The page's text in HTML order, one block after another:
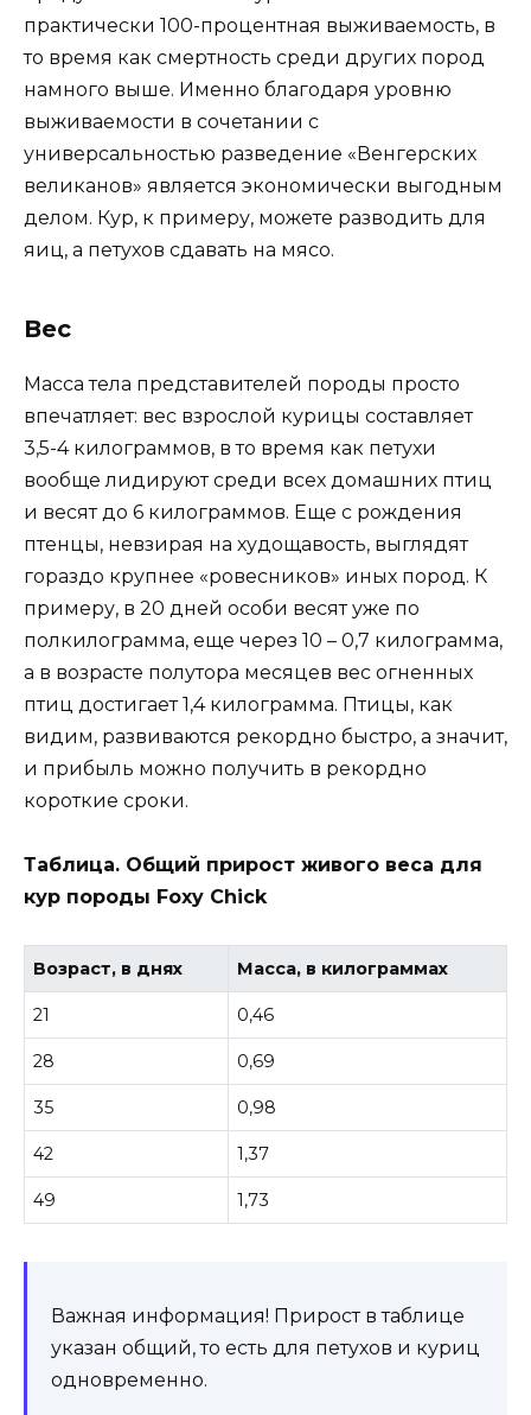
практически 100-процентная выживаемость, в
то время как смертность среди других пород
намного выше. Именно благодаря уровню
выживаемости в сочетании с
универсальностью разведение «Венгерских
великанов» является экономически выгодным
делом. Кур, к примеру, можете разводить для
яиц, а петухов сдавать на мясо.
Вес
Масса тела представителей породы просто
впечатляет: вес взрослой курицы составляет
3,5-4 килограммов, в то время как петухи
вообще лидируют среди всех домашних птиц
и весят до 6 килограммов. Еще с рождения
птенцы, невзирая на худощавость, выглядят
гораздо крупнее «ровесников» иных пород. К
примеру, в 20 дней особи весят уже по
полкилограмма, еще через 10 – 0,7 килограмма,
а в возрасте полутора месяцев вес огненных
птиц достигает 1,4 килограмма. Птицы, как
видим, развиваются рекордно быстро, а значит,
и прибыль можно получить в рекордно
короткие сроки.
Таблица. Общий прирост живого веса для
кур породы Foxy Chick
Возраст, в днях Масса, в килограммах
21 0,46
28 0,69
35 0,98
42 1,37
49 1,73
Важная информация! Прирост в таблице
указан общий, то есть для петухов и куриц
одновременно.